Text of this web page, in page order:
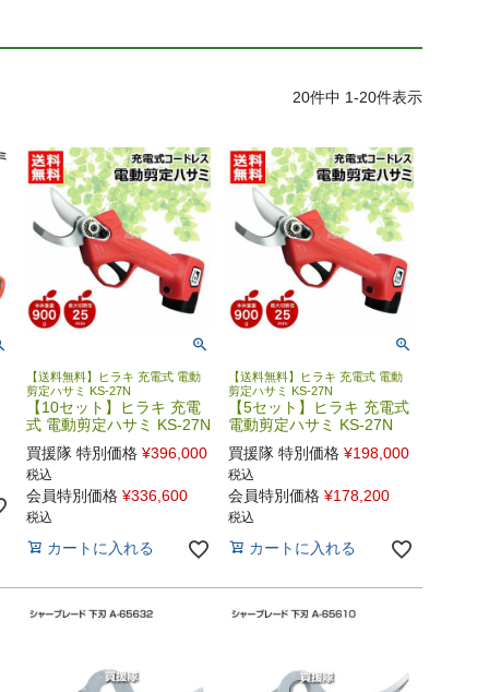
20件中 1-20件表示
【送料無料】ヒラキ 充電式 電動
剪定ハサミ KS-27N
【10セット】ヒラキ 充電
式 電動剪定ハサミ KS-27N
買援隊 特別価格 ¥396,000
税込
会員特別価格 ¥336,600
税込
カートに入れる
【送料無料】ヒラキ 充電式 電動
剪定ハサミ KS-27N
【5セット】ヒラキ 充電式
電動剪定ハサミ KS-27N
買援隊 特別価格 ¥198,000
税込
会員特別価格 ¥178,200
税込
カートに入れる